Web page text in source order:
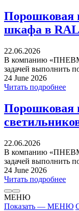
Порошковая
шкафа в RAL
22.06.2026
В компанию
задачей выполнить
24 June 2026
Читать подробнее
Порошковая
22.06.2026
В компанию
задачей выполнить
24 June 2026
Читать подробнее
МЕНЮ
Показать — МЕНЮ